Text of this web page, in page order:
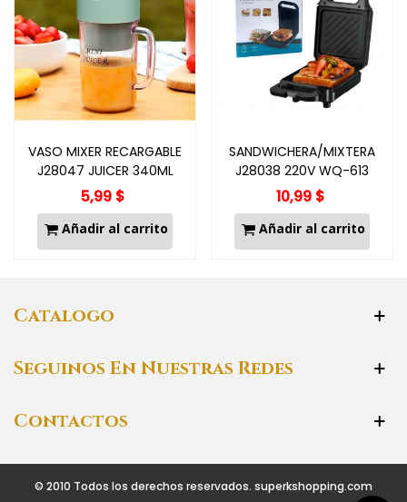
VASO MIXER RECARGABLE
J28047 JUICER 340ML
5,99 $
Añadir al carrito
SANDWICHERA/MIXTERA
J28038 220V WQ-613
10,99 $
Añadir al carrito
Catalogo
Seguinos En Nuestras Redes
Contactos
© 2010 Todos los derechos reservados. superkshopping.com